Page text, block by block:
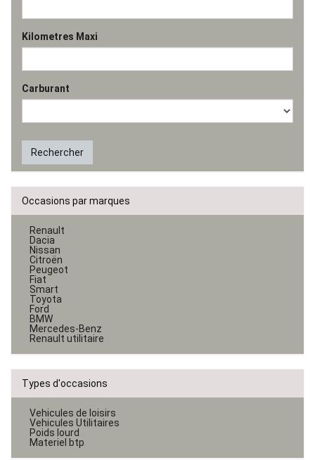
Kilometres Maxi
Carburant
Rechercher
Occasions par marques
Renault
Dacia
Nissan
Citroën
Peugeot
Fiat
Smart
Toyota
Ford
BMW
Mercedes-Benz
Renault utilitaire
Types d'occasions
Vehicules de loisirs
Vehicules Utilitaires
Poids lourd
Materiel btp